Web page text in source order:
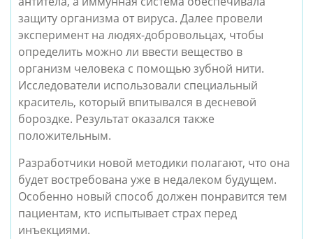
защиту организма от вируса. Далее провели
эксперимент на людях-добровольцах, чтобы
определить можно ли ввести вещество в
организм человека с помощью зубной нити.
Исследователи использовали специальный
краситель, который впитывался в десневой
бороздке. Результат оказался также
положительным.
Разработчики новой методики полагают, что она
будет востребована уже в недалеком будущем.
Особенно новый способ должен понравится тем
пациентам, кто испытывает страх перед
инъекциями.